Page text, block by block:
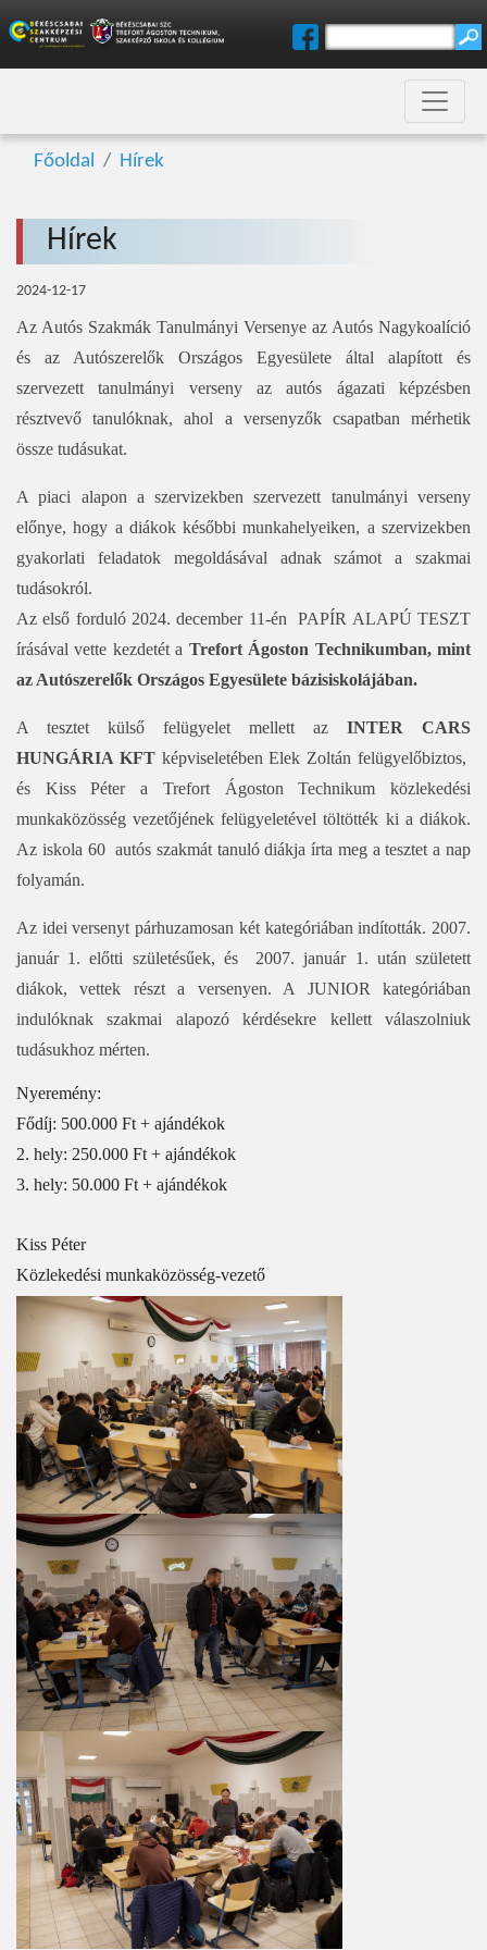
Főoldal Hírek
Hírek
2024-12-17
Az Autós Szakmák Tanulmányi Versenye az Autós Nagykoalíció
és az Autószerelők Országos Egyesülete által alapított és
szervezett tanulmányi verseny az autós ágazati képzésben
résztvevő tanulóknak, ahol a versenyzők csapatban mérhetik
össze tudásukat.
A piaci alapon a szervizekben szervezett tanulmányi verseny
előnye, hogy a diákok későbbi munkahelyeiken, a szervizekben
gyakorlati feladatok megoldásával adnak számot a szakmai
tudásokról.
Az első forduló 2024. december 11-én PAPÍR ALAPÚ TESZT
írásával vette kezdetét a Trefort Ágoston Technikumban, mint
az Autószerelők Országos Egyesülete bázisiskolájában.
A tesztet külső felügyelet mellett az INTER CARS
HUNGÁRIA KFT képviseletében Elek Zoltán felügyelőbiztos,
és Kiss Péter a Trefort Ágoston Technikum közlekedési
munkaközösség vezetőjének felügyeletével töltötték ki a diákok.
Az iskola 60 autós szakmát tanuló diákja írta meg a tesztet a nap
folyamán.
Az idei versenyt párhuzamosan két kategóriában indították. 2007.
január 1. előtti születésűek, és 2007. január 1. után született
diákok, vettek részt a versenyen. A JUNIOR kategóriában
indulóknak szakmai alapozó kérdésekre kellett válaszolniuk
tudásukhoz mérten.
Nyeremény:
Fődíj: 500.000 Ft + ajándékok
2. hely: 250.000 Ft + ajándékok
3. hely: 50.000 Ft + ajándékok
Kiss Péter
Közlekedési munkaközösség-vezető